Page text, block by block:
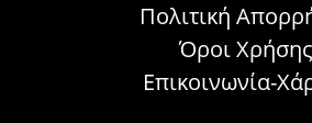
Πολιτική
Όροι Χρήσης
Επικοινωνία-